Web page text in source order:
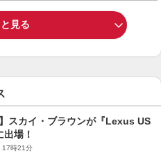
見る
スカイ・ブラウンが『Lexus US
場！
時21分